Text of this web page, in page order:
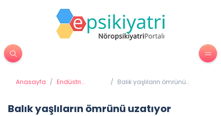
Anasayfa / Endüstri
/ Balık yaşlıların ömrünü
Balık yaşlıların ömrünü uzatıyor